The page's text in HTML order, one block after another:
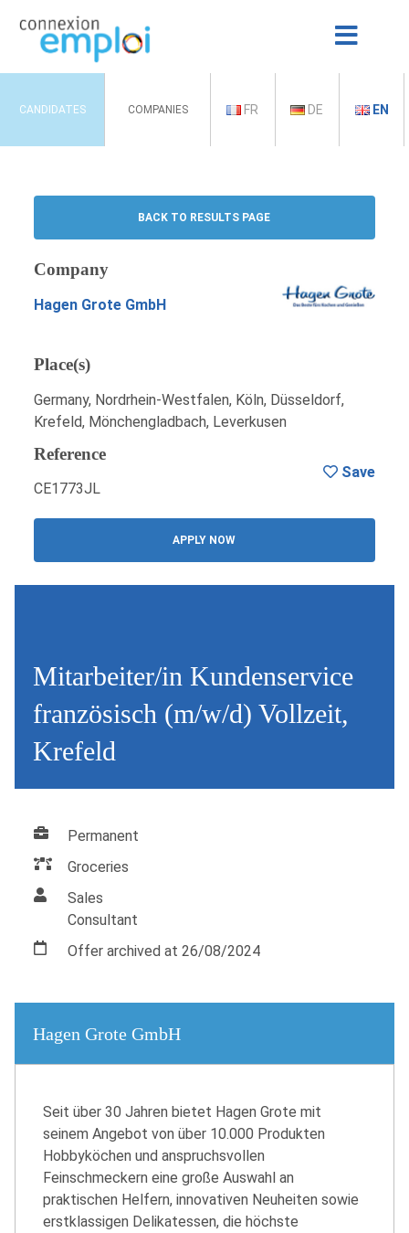
CANDIDATES COMPANIES FR DE EN
BACK TO RESULTS PAGE
Company
Hagen Grote GmbH
Place(s)
Germany, Nordrhein-Westfalen, Köln, Düsseldorf,
Krefeld, Mönchengladbach, Leverkusen
Reference
CE1773JL
APPLY NOW
Save
Mitarbeiter/in Kundenservice
französisch (m/w/d) Vollzeit,
Krefeld
Permanent
Groceries
Sales
Consultant
Offer archived at 26/08/2024
Hagen Grote GmbH
Seit über 30 Jahren bietet Hagen Grote mit
seinem Angebot von über 10.000 Produkten
Hobbyköchen und anspruchsvollen
Feinschmeckern eine große Auswahl an
praktischen Helfern, innovativen Neuheiten sowie
erstklassigen Delikatessen, die höchste